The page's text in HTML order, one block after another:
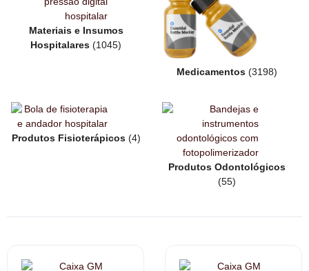
Materiais e Insumos
Hospitalares(1045)
Medicamentos (3198)
Produtos Fisioterápicos (4)
Produtos Odontológicos
(55)